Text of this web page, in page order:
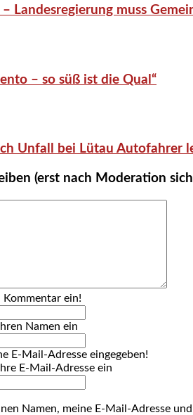
– Landesregierung muss
– so süß ist die Qual“
Unfall bei Lütau Autofahrer
(erst nach Moderation
Kommentar ein!
Namen ein
E-Mail-Adresse eingegeben!
E-Mail-Adresse ein
Namen, meine E-Mail-Adresse